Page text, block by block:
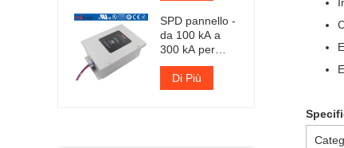
TUV
SPD pannello -
da 100 kA a
300 kA per
fase
Di Più